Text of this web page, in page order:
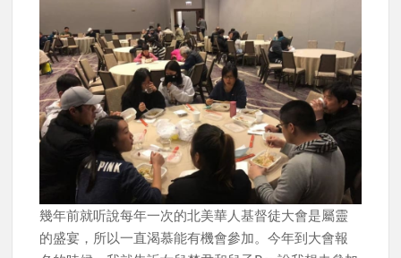
幾年前就听說每年一次的北美華人基督徒大會是屬靈
的盛宴，所以一直渴慕能有機會參加。今年到大會報